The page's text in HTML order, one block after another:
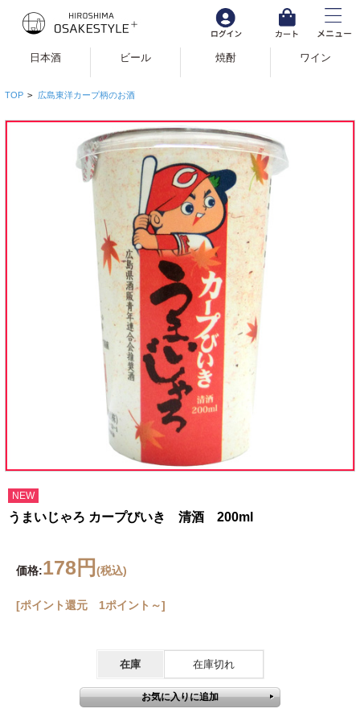
日本酒 ビール 焼酎 ワイン
TOP > 広島東洋カープ柄のお酒
NEW
うまいじゃろ カープびいき 清酒 200ml
価格:178円 (税込)
[ポイント還元 1ポイント～]
在庫 在庫切れ